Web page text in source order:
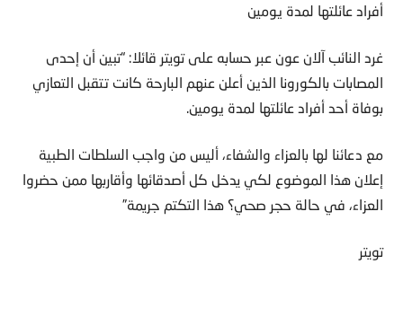
أفراد عائلتها لمدة يومين
غرد النائب آلان عون عبر حسابه على تويتر قائلا: “تبين أن إحدى
المصابات بالكورونا الذين أعلن عنهم البارحة كانت تتقبل التعازي
بوفاة أحد أفراد عائلتها لمدة يومين.
مع دعائنا لها بالعزاء والشفاء، أليس من واجب السلطات الطبية
إعلان هذا الموضوع لكي يدخل كل أصدقائها وأقاربها ممن حضروا
العزاء، في حالة حجر صحي؟ هذا التكتم جريمة”
تويتر